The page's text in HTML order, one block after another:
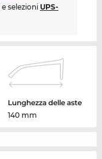
e selezioni UPS-
Lunghezza delle aste
140 mm